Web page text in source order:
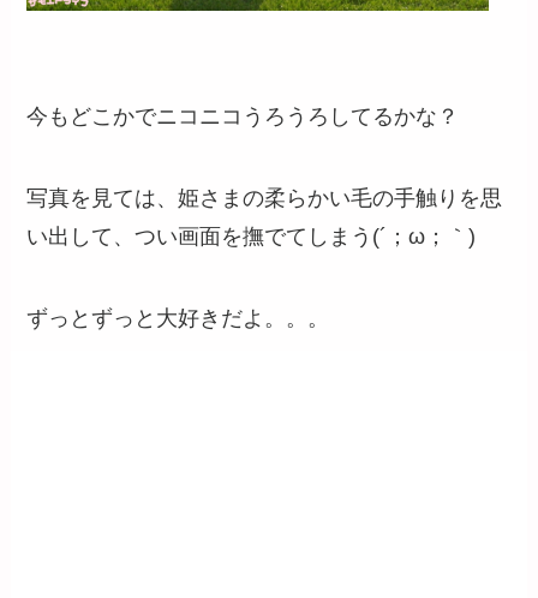
今もどこかでニコニコうろうろしてるかな？
写真を見ては、姫さまの柔らかい毛の手触りを思
い出して、つい画面を撫でてしまう(´；ω；｀)
ずっとずっと大好きだよ。。。